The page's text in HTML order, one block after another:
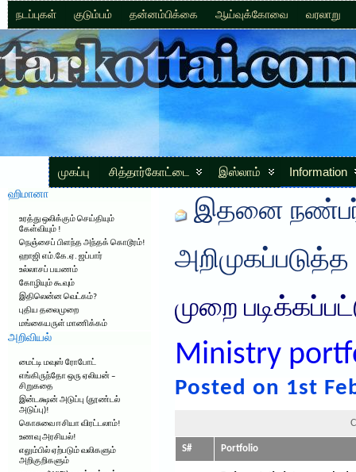
நடப்புகள் குடும்பம் தன்னம்பிக்கை ஆய்வுக்கோவை வரலாறு
முகப்பு சித்தார்கோட்டை இஸ்லாம் Information
ஹிமானா
உரத்து ஒலிக்கும் செய்தியும்
கேள்வியும் !
நெஞ்சைப் பிளந்த அந்தக் கொடூரம்!
ஹாஜி எம்.கே.ஏ. ஜப்பார்
உல்லாசப் பயணம்
கோழியும் கூவும்
இதிலென்ன வெட்கம்?
புதிய தலைமுறை
மங்கையருள் மாணிக்கம்
அறிவியல்
மைட்டி மவுஸ் ரோபோட்
எங்கிருந்தோ ஒரு ஏலியன் –
சிறுகதை
இன்டக்ஷன் அடுப்பு (தூண்டல்
அடுப்பு)!
கொசுவை ஈசியா விரட்டலாம்!
உணவு அரசியல்!
எலும்பில் ஏற்படும் வலிகளும்
அறிகுறிகளும்
இதனை
அறிமுகப்படுத்த
முறை
Ministry
Posted on 1st
S# Portfolio